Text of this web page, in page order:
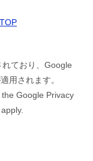
ており、Google
用されます。
Google Privacy